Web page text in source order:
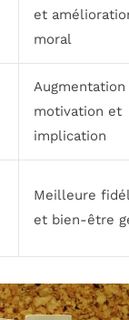
et
moral
motivation et
implication
Meilleure
et bien-être